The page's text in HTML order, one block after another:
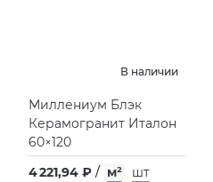
В наличии
Миллениум Блэк
Керамогранит Италон
60×120
4 221,94 ₽ / м²
шт